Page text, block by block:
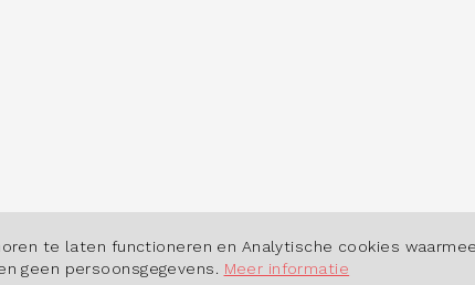
te laten functioneren en Analytische cookies
geen persoonsgegevens. Meer informatie